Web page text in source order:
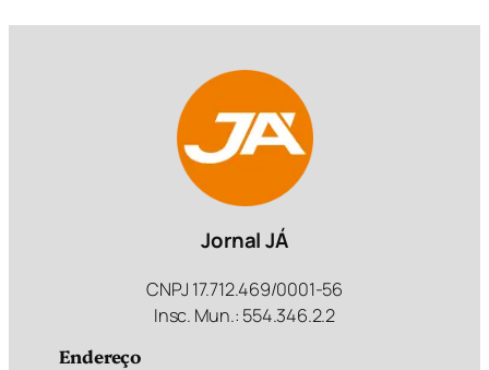
Jornal JÁ
CNPJ 17.712.469/0001-56
Insc. Mun.: 554.346.2.2
Endereço